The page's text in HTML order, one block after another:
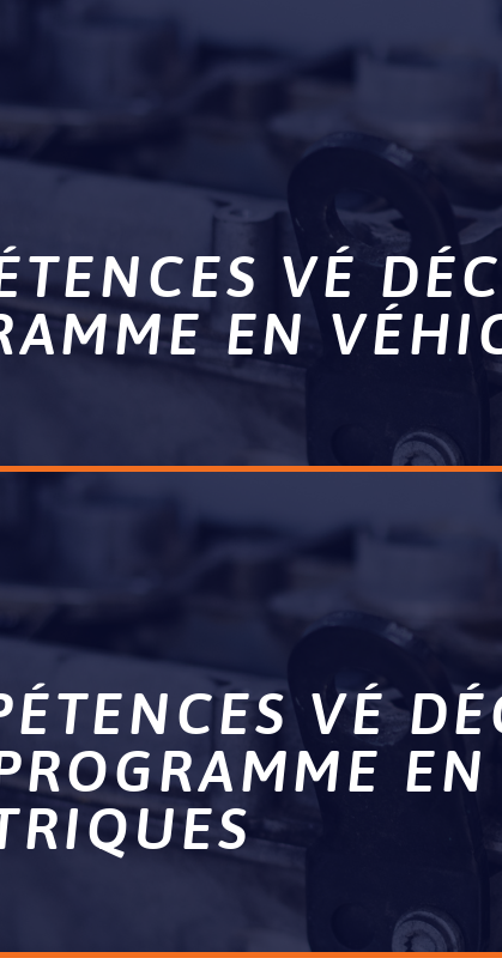
VÉ
EN
VÉ